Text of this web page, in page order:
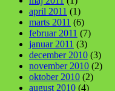
april 2011 (1)
marts 2011 (6)
februar 2011 (7)
januar 2011 (3)
december 2010 (3)
november 2010 (2)
oktober 2010 (2)
august 2010 (4)